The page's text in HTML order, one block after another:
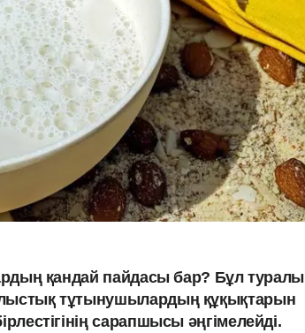
қандай пайдасы бар? Бұл туралы
тұтынушылардың құқықтарын
сарапшысы әңгімелейді.